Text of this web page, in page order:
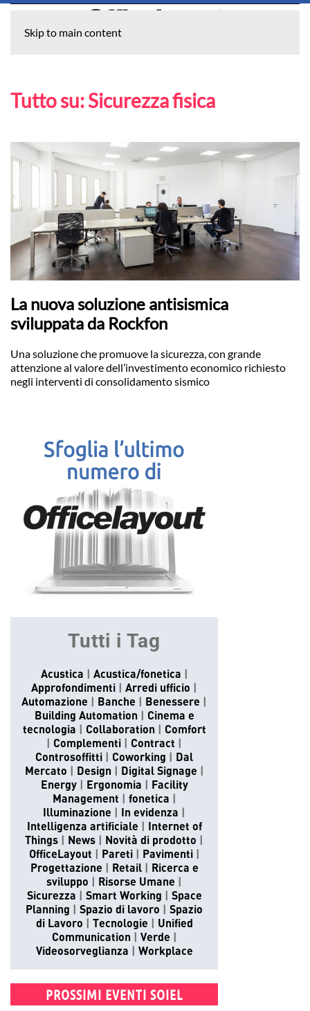
Skip to main content
Tutto su:Sicurezza fisica
La nuova soluzione antisismica
sviluppata da Rockfon
Una soluzione che promuove la sicurezza, con grande
attenzione al valore dell’investimento economico richiesto
negli interventi di consolidamento sismico
Tutti i Tag
Acustica
Acustica/fonetica
Approfondimenti
Arredi ufficio
Automazione
Banche
Benessere
Building Automation
Cinema e
tecnologia
Collaboration
Comfort
Complementi
Contract
Controsoffitti
Coworking
Dal
Mercato
Design
Digital Signage
Energy
Ergonomia
Facility
Management
fonetica
Illuminazione
In evidenza
Intelligenza artificiale
Internet of
Things
News
Novità di prodotto
OfficeLayout
Pareti
Pavimenti
Progettazione
Retail
Ricerca e
sviluppo
Risorse Umane
Sicurezza
Smart Working
Space
Planning
Spazio di lavoro
Spazio
di Lavoro
Tecnologie
Unified
Communication
Verde
Videosorveglianza
Workplace
PROSSIMI EVENTI SOIEL